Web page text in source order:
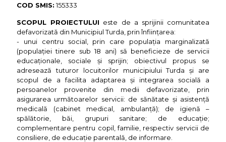
COD SMIS:155333
SCOPUL PROIECTULUI este de a sprijinii comunitatea
defavorizată din Municipiul Turda, prin înființarea:
- unui centru social, prin care populația marginalizată
(populației tinere sub 18 ani) să beneficieze de servicii
educaționale, sociale și sprijin; obiectivul propus se
adresează tuturor locuitorilor municipiului Turda și are
scopul de a facilita adaptarea și integrarea socială a
persoanelor provenite din medii defavorizate, prin
asigurarea următoarelor servicii: de sănătate și asistență
medicală (cabinet medical, ambulanță); de igienă –
spălătorie, băi, grupuri sanitare; de educație;
complementare pentru copil, familie, respectiv servicii de
consiliere, de educație parentală, de informare.